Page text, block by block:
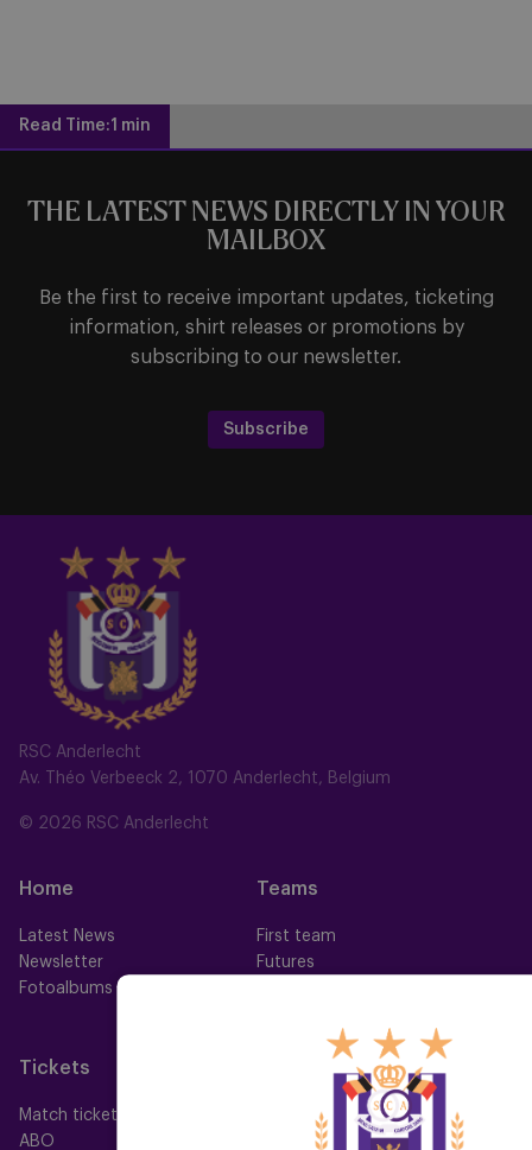
Read Time:1 min
RSC Anderlecht
Av. Théo Verbeeck 2, 1070 Anderlecht, Belgium
© 2026 RSC Anderlecht
Home
Latest News
Newsletter
Fotoalbums
Teams
First team
Futures
Tickets
Match tickets
ABO
Memberships
All memberships
Mauve TV
THE LATEST NEWS DIRECTLY IN YOUR
MAILBOX
Be the first to receive important updates, ticketing
information, shirt releases or promotions by
subscribing to our newsletter.
Subscribe